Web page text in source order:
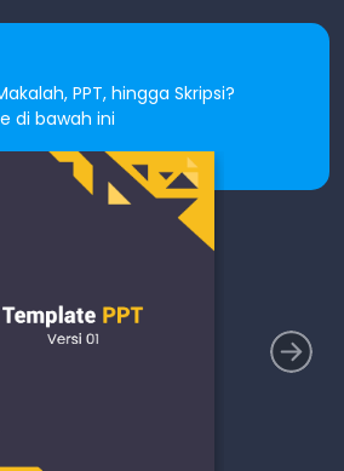
PPT, hingga Skripsi?
di bawah ini